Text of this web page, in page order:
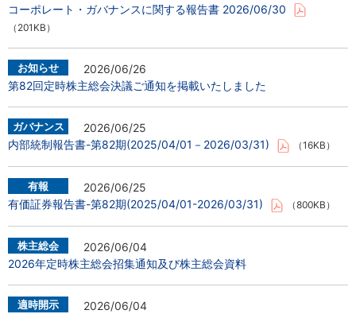
コーポレート・ガバナンスに関する報告書 2026/06/30
（201KB）
2026/06/26
第82回定時株主総会決議ご通知を掲載いたしました
2026/06/25
内部統制報告書-第82期(2025/04/01－2026/03/31)
（16KB）
2026/06/25
有価証券報告書-第82期(2025/04/01-2026/03/31)
（800KB）
2026/06/04
2026年定時株主総会招集通知及び株主総会資料
2026/06/04